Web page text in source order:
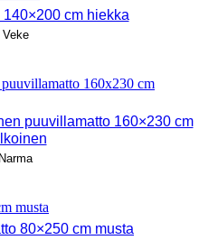
140×200 cm hiekka
Veke
puuvillamatto 160×230 cm
Narma
80×250 cm musta